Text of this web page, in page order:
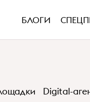
БЛОГИ
Digital-